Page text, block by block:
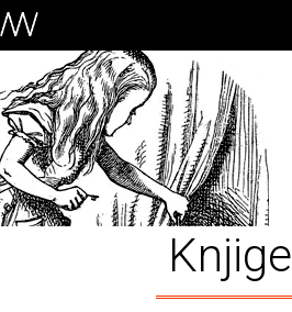
Knjige